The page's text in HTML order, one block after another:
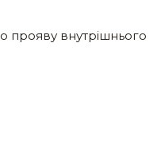
прояву внутрішнього